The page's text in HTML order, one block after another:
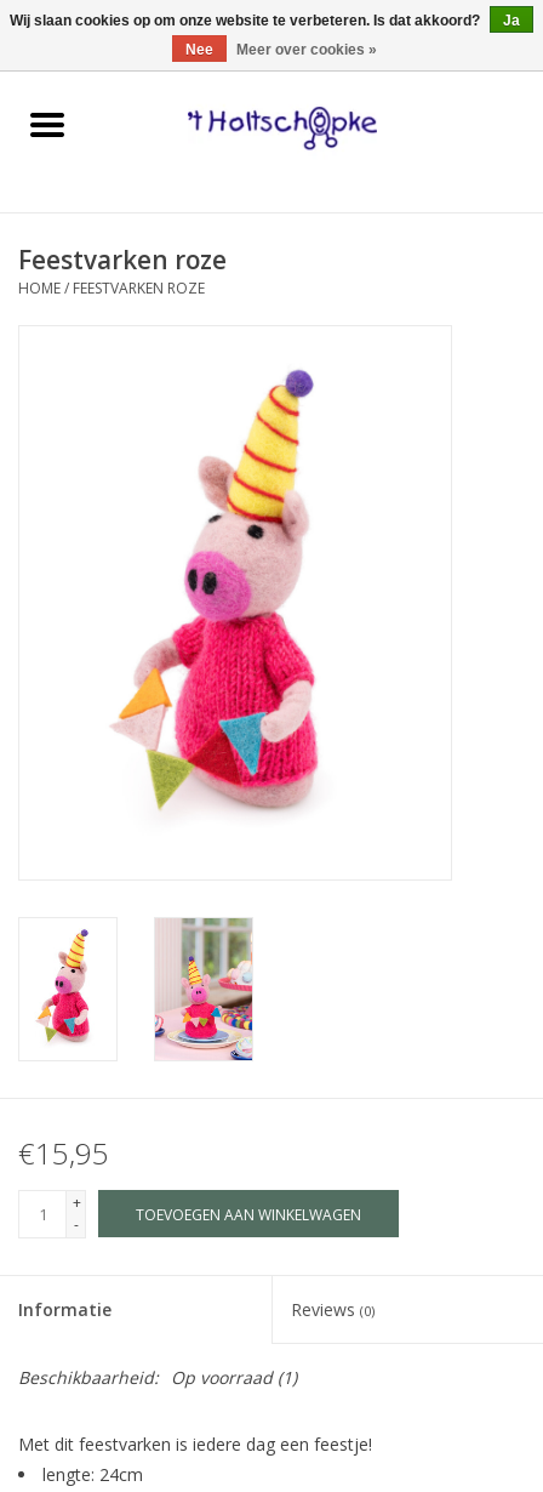
0 Artikelen - €0,00
Home
spellen
Merken
Feestvarken roze
HOME/ FEESTVARKEN ROZE
€15,95
+
-
TOEVOEGEN AAN WINKELWAGEN
Informatie Reviews (0)
Beschikbaarheid: Op voorraad(1)
Met dit feestvarken is iedere dag een feestje!
lengte: 24cm
Wij slaan cookies op om onze website te verbeteren. Is dat akkoord?
Ja
Nee
Meer over cookies »